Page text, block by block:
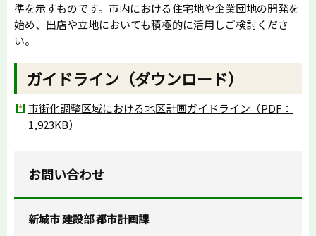
準を示すものです。市内における住宅地や企業団地の開発を
始め、出店や立地においても積極的に活用しご検討くださ
い。
ガイドライン（ダウンロード）
市街化調整区域における地区計画ガイドライン（PDF：
1,923KB）
お問い合わせ
新城市 建設部 都市計画課